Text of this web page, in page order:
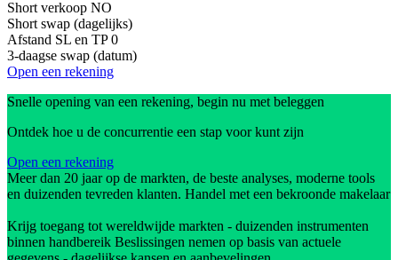
Short verkoop NO
Short swap (dagelijks)
Afstand SL en TP 0
3-daagse swap (datum)
Open een rekening
Snelle opening van een rekening, begin nu met beleggen
Ontdek hoe u de concurrentie een stap voor kunt zijn
Open een rekening
Meer dan 20 jaar op de markten, de beste analyses, moderne tools
en duizenden tevreden klanten. Handel met een bekroonde makelaar
Krijg toegang tot wereldwijde markten - duizenden instrumenten
binnen handbereik Beslissingen nemen op basis van actuele